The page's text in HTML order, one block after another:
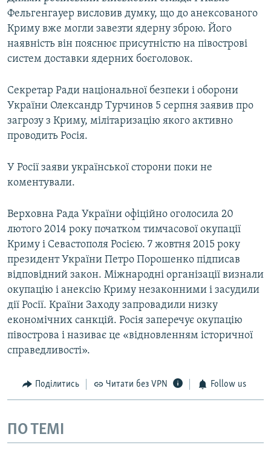
Фельгенгауер висловив думку, що до анексованого
Криму вже могли завезти ядерну зброю. Його
наявність він пояснює присутністю на півострові
систем доставки ядерних боєголовок.
Секретар Ради національної безпеки і оборони
України Олександр Турчинов 5 серпня заявив про
загрозу з Криму, мілітаризацію якого активно
проводить Росія.
У Росії заяви української сторони поки не
коментували.
Верховна Рада України офіційно оголосила 20
лютого 2014 року початком тимчасової окупації
Криму і Севастополя Росією. 7 жовтня 2015 року
президент України Петро Порошенко підписав
відповідний закон. Міжнародні організації визнали
окупацію і анексію Криму незаконними і засудили
дії Росії. Країни Заходу запровадили низку
економічних санкцій. Росія заперечує окупацію
півострова і називає це «відновленням історичної
справедливості».
Поділитись Читати без VPN Follow us
ПО ТЕМІ